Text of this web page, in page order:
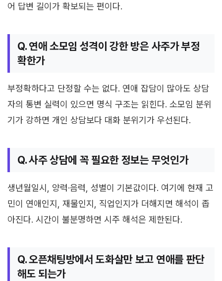
어 답변 길이가 확보되는 편이다.
Q. 연애 소모임 성격이 강한 방은 사주가 부정
확한가
부정확하다고 단정할 수는 없다. 연애 잡담이 많아도 상담
자의 통변 실력이 있으면 명식 구조는 읽힌다. 소모임 분위
기가 강하면 개인 상담보다 대화 분위기가 우선된다.
Q. 사주 상담에 꼭 필요한 정보는 무엇인가
생년월일시, 양력·음력, 성별이 기본값이다. 여기에 현재 고
민이 연애인지, 재물인지, 직업인지가 더해지면 해석이 좁
아진다. 시간이 불분명하면 시주 해석은 제한된다.
Q. 오픈채팅방에서 도화살만 보고 연애를 판단
해도 되는가